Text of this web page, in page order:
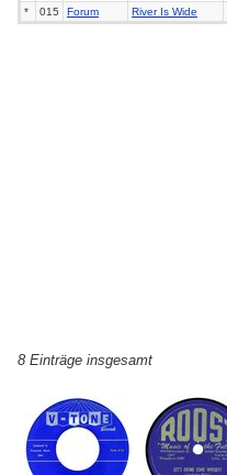
* 015 Forum River Is Wide
8 Einträge insgesamt